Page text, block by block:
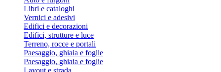
Libri e cataloghi
Vernici e adesivi
Edifici e decorazioni
Edifici, strutture e luce
Terreno, rocce e portali
Paesaggio, ghiaia e foglie
Paesaggio, ghiaia e foglie
Layout e strada